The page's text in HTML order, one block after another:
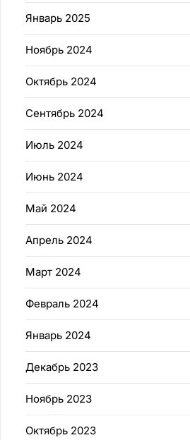
Январь 2025
Ноябрь 2024
Октябрь 2024
Сентябрь 2024
Июль 2024
Июнь 2024
Май 2024
Апрель 2024
Март 2024
Февраль 2024
Январь 2024
Декабрь 2023
Ноябрь 2023
Октябрь 2023